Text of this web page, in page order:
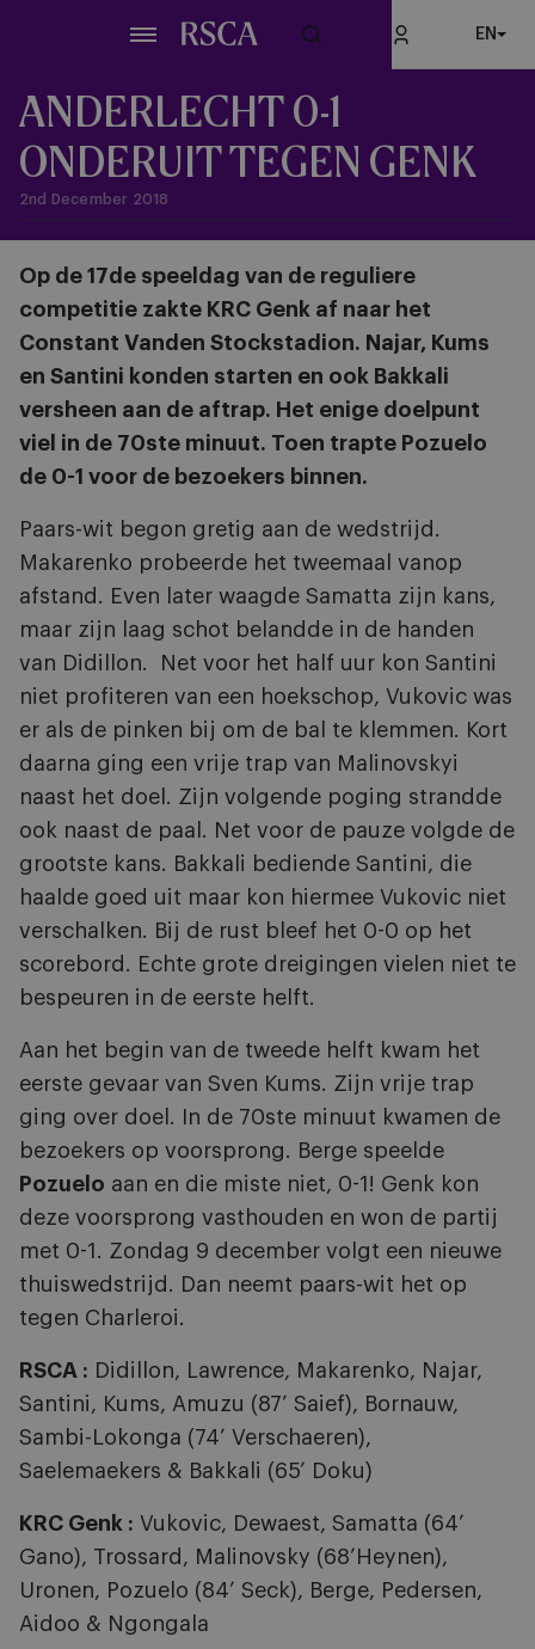
content
EN
ANDERLECHT 0-1
ONDERUIT TEGEN GENK
2nd December 2018
Op de 17de speeldag van de reguliere
competitie zakte KRC Genk af naar het
Constant Vanden Stockstadion. Najar, Kums
en Santini konden starten en ook Bakkali
versheen aan de aftrap. Het enige doelpunt
viel in de 70ste minuut. Toen trapte Pozuelo
de 0-1 voor de bezoekers binnen.
Paars-wit begon gretig aan de wedstrijd.
Makarenko probeerde het tweemaal vanop
afstand. Even later waagde Samatta zijn kans,
maar zijn laag schot belandde in de handen
van Didillon. Net voor het half uur kon Santini
niet profiteren van een hoekschop, Vukovic was
er als de pinken bij om de bal te klemmen. Kort
daarna ging een vrije trap van Malinovskyi
naast het doel. Zijn volgende poging strandde
ook naast de paal. Net voor de pauze volgde de
grootste kans. Bakkali bediende Santini, die
haalde goed uit maar kon hiermee Vukovic niet
verschalken. Bij de rust bleef het 0-0 op het
scorebord. Echte grote dreigingen vielen niet te
bespeuren in de eerste helft.
Aan het begin van de tweede helft kwam het
eerste gevaar van Sven Kums. Zijn vrije trap
ging over doel. In de 70ste minuut kwamen de
bezoekers op voorsprong. Berge speelde
Pozuelo aan en die miste niet, 0-1! Genk kon
deze voorsprong vasthouden en won de partij
met 0-1. Zondag 9 december volgt een nieuwe
thuiswedstrijd. Dan neemt paars-wit het op
tegen Charleroi.
RSCA : Didillon, Lawrence, Makarenko, Najar,
Santini, Kums, Amuzu (87’ Saief), Bornauw,
Sambi-Lokonga (74’ Verschaeren),
Saelemaekers & Bakkali (65’ Doku)
KRC Genk : Vukovic, Dewaest, Samatta (64’
Gano), Trossard, Malinovsky (68’Heynen),
Uronen, Pozuelo (84’ Seck), Berge, Pedersen,
Aidoo & Ngongala